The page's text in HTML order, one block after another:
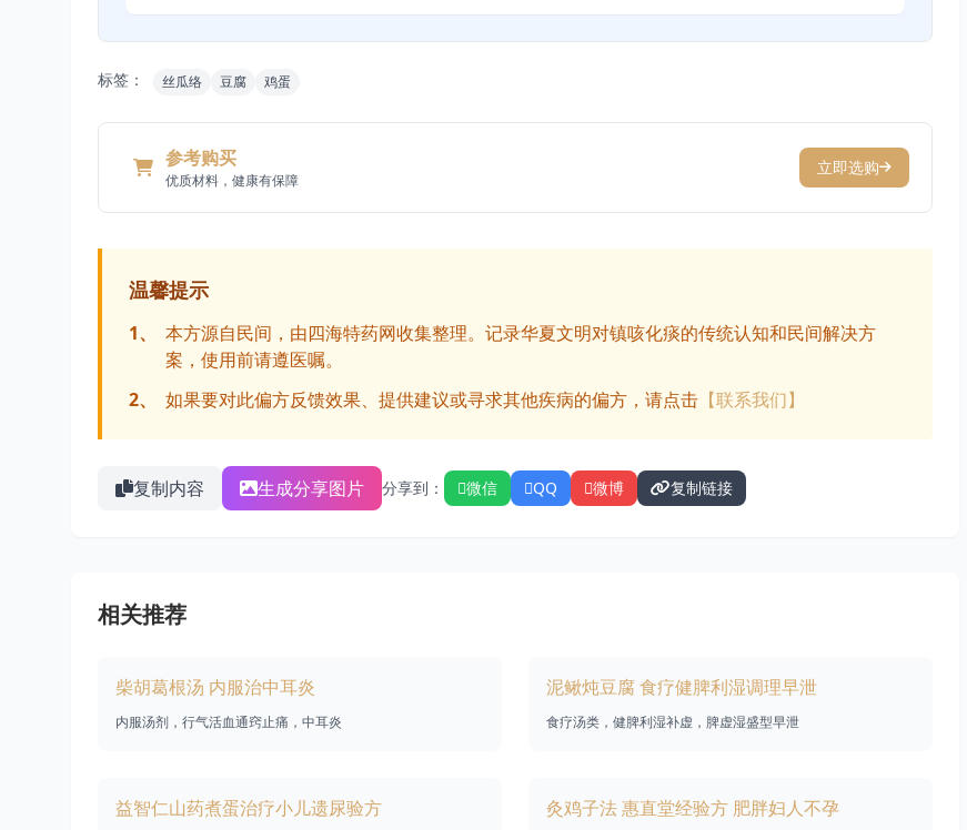
标签： 丝瓜络 豆腐 鸡蛋
参考购买
优质材料，健康有保障
立即选购
温馨提示
1、
本方源自民间，由四海特药网收集整理。记录华夏文明对镇咳化痰的传统认知和民间解决方
案，使用前请遵医嘱。
2、
如果要对此偏方反馈效果、提供建议或寻求其他疾病的偏方，请点击 【联系我们】
复制内容 生成分享图片 分享到： 微信 QQ 微博 复制链接
相关推荐
柴胡葛根汤 内服治中耳炎
内服汤剂，行气活血通窍止痛，中耳炎
泥鳅炖豆腐 食疗健脾利湿调理早泄
食疗汤类，健脾利湿补虚，脾虚湿盛型早泄
益智仁山药煮蛋治疗小儿遗尿验方 灸鸡子法 惠直堂经验方 肥胖妇人不孕